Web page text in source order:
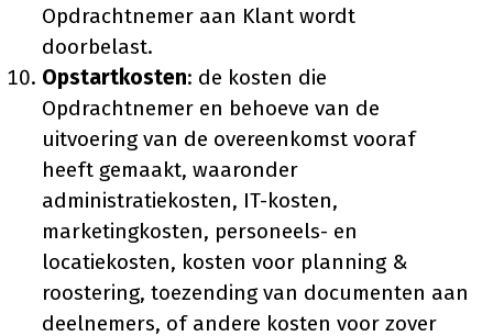
Opdrachtnemer aan Klant wordt
doorbelast.
Opstartkosten: de kosten die
Opdrachtnemer en behoeve van de
uitvoering van de overeenkomst vooraf
heeft gemaakt, waaronder
administratiekosten, IT-kosten,
marketingkosten, personeels- en
locatiekosten, kosten voor planning &
roostering, toezending van documenten aan
deelnemers, of andere kosten voor zover